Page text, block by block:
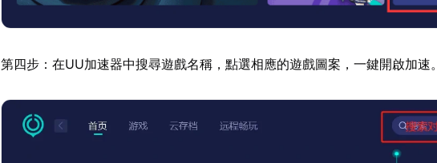
第四步：在UU加速器中搜尋遊戲名稱，點選相應的遊戲圖案，一鍵開啟加速。